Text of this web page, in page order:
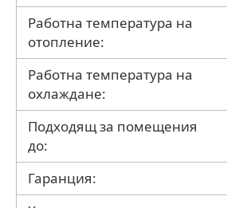
Работна температура на
отопление:
Работна температура на
охлаждане:
Подходящ за помещения
до:
Гаранция: